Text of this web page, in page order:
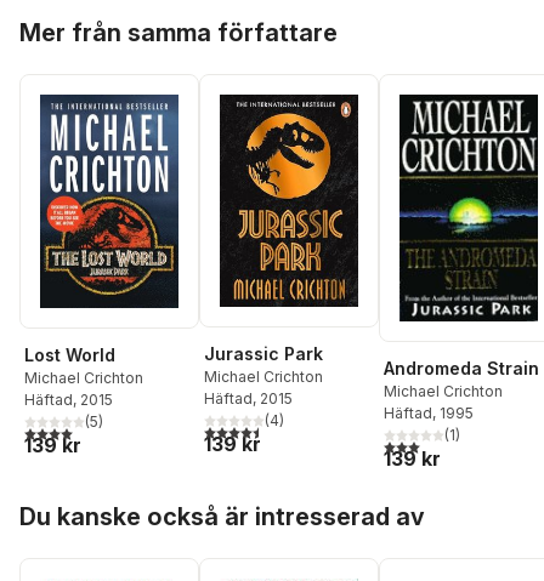
Mer från samma författare
Lost World
Michael Crichton
Häftad, 2015
4,0utav 5 stjärnor. Totalt antal röster:
(5)
139 kr
Jurassic Park
Michael Crichton
Häftad, 2015
4,5utav 5 stjärnor. Totalt antal röster:
(4)
139 kr
Andromeda Strain
Michael Crichton
Häftad, 1995
3,0utav 5 stjärnor.
(1)
139 kr
Du kanske också är intresserad av